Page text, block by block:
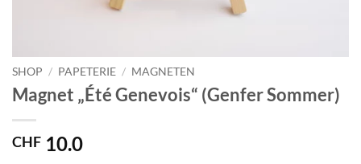
SHOP / PAPETERIE / MAGNETEN
Magnet „Été Genevois“ (Genfer Sommer)
CHF 10.0